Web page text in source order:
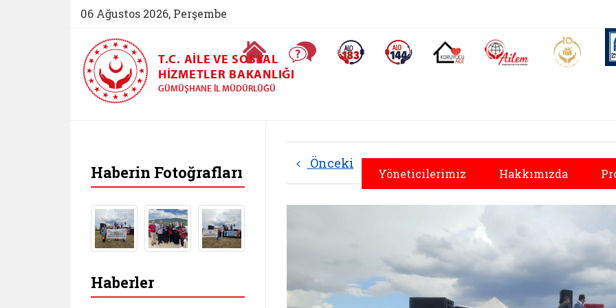
06 Ağustos 2026, Perşembe
Ana Sayfa Sıkça Sorulan SorularAlo 183 (yeni sekmede açılır)Alo 144 (yeni sekmede açılır)Koruyucu Aile (yeni sekmede açılır)
AİLEM İletişim Aile ve
T.C. AILE VE SOSYAL
HIZMETLER BAKANLIĞI
GÜMÜŞHANE İL MÜDÜRLÜĞÜ
Yöneticilerimiz Hakkımızda
Önceki
Haberin Fotoğrafları
Haberler